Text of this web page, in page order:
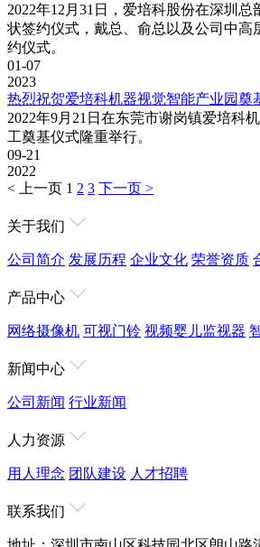
2022年12月31日，爱培科股份在深圳总
状签约仪式，戴总、俞总以及公司中高
约仪式。
01-07
2023
热烈祝贺爱培科机器视觉智能产业园奠
2022年9月21日在东莞市谢岗镇爱培科
工奠基仪式隆重举行。
09-21
2022
< 上一页 1 2 3 下一页 >
关于我们
公司简介 发展历程 企业文化 荣誉资质
产品中心
网络摄像机 可视门铃 视频婴儿监视器
新闻中心
公司新闻 行业新闻
人力资源
用人理念 团队建设 人才招聘
联系我们